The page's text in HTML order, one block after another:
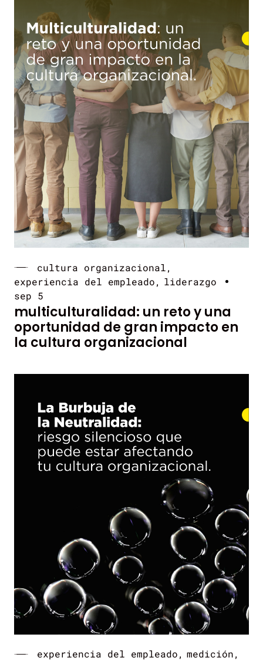
cultura organizacional
experiencia del empleado
liderazgo
sep 5
multiculturalidad: un reto y una
oportunidad de gran impacto en
la cultura organizacional
experiencia del empleado
medición